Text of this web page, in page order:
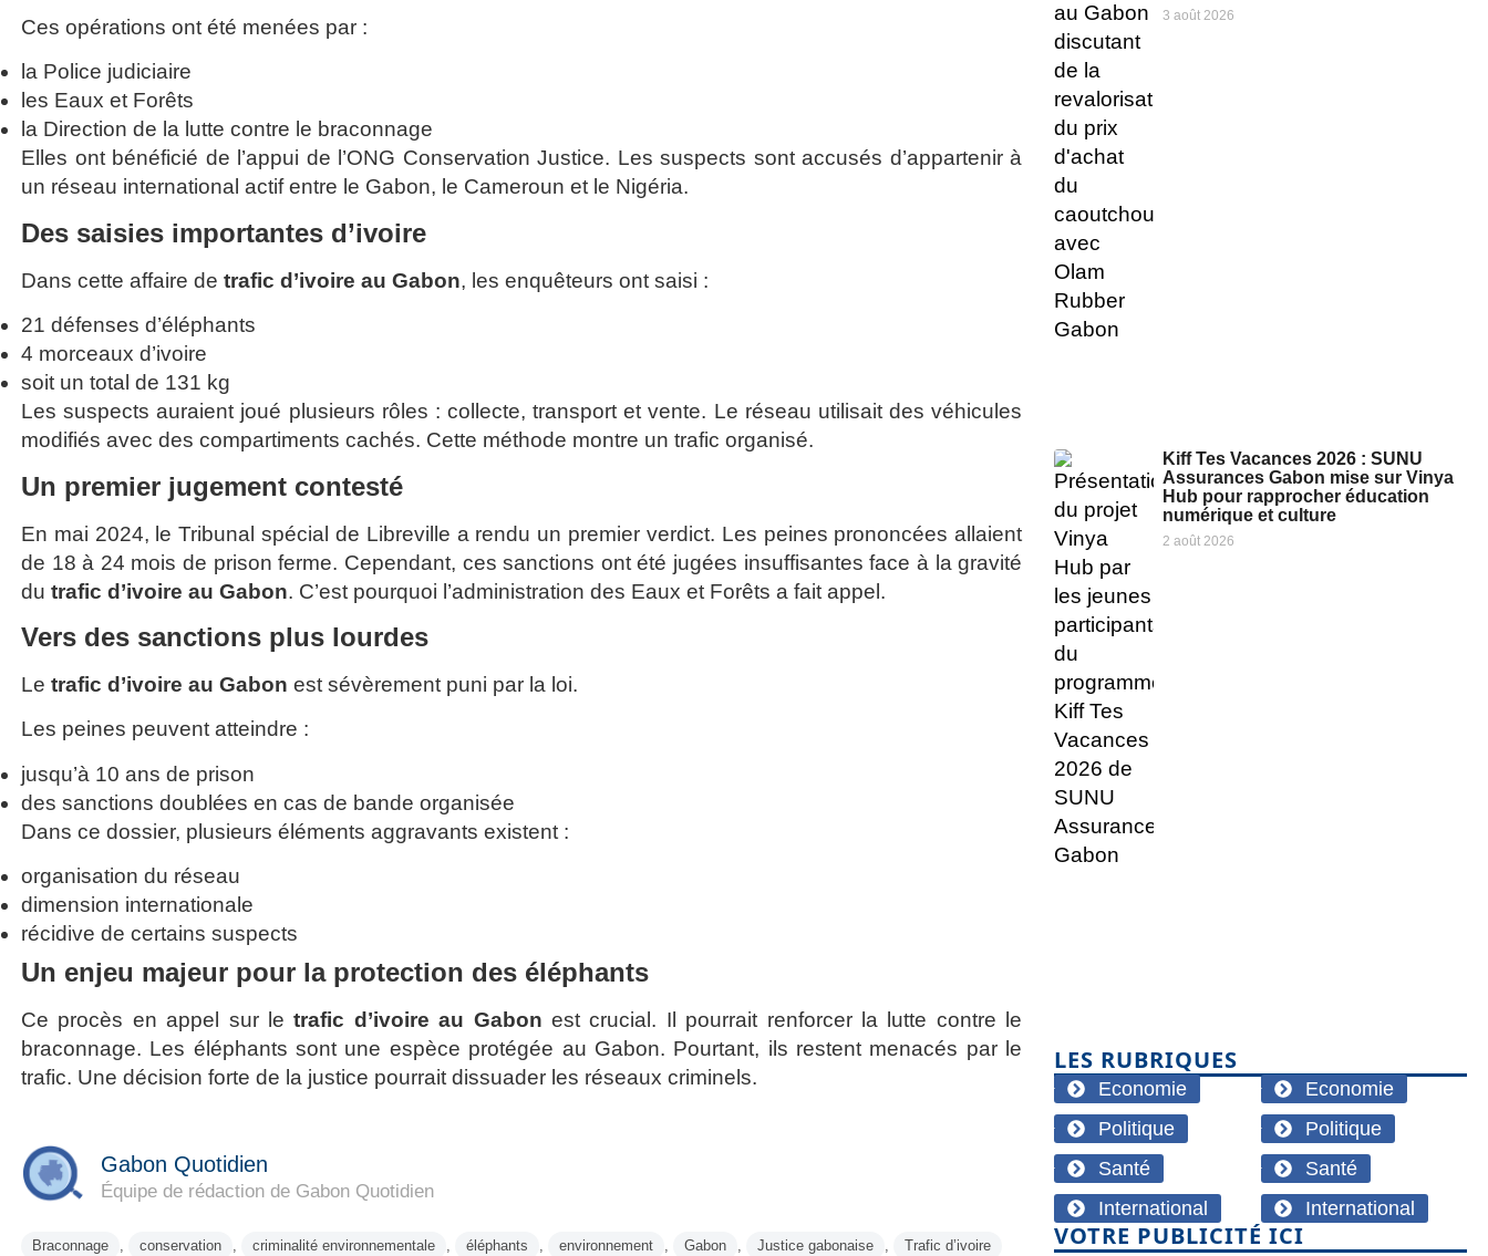
Ces opérations ont été menées par :
la Police judiciaire
les Eaux et Forêts
la Direction de la lutte contre le braconnage
Elles ont bénéficié de l’appui de l’ONG Conservation Justice. Les suspects sont accusés d’appartenir à
un réseau international actif entre le Gabon, le Cameroun et le Nigéria.
Des saisies importantes d’ivoire
Dans cette affaire de trafic d’ivoire au Gabon, les enquêteurs ont saisi :
21 défenses d’éléphants
4 morceaux d’ivoire
soit un total de 131 kg
Les suspects auraient joué plusieurs rôles : collecte, transport et vente. Le réseau utilisait des véhicules
modifiés avec des compartiments cachés. Cette méthode montre un trafic organisé.
Un premier jugement contesté
En mai 2024, le Tribunal spécial de Libreville a rendu un premier verdict. Les peines prononcées allaient
de 18 à 24 mois de prison ferme. Cependant, ces sanctions ont été jugées insuffisantes face à la gravité
du trafic d’ivoire au Gabon. C’est pourquoi l’administration des Eaux et Forêts a fait appel.
Vers des sanctions plus lourdes
Le trafic d’ivoire au Gabon est sévèrement puni par la loi.
Les peines peuvent atteindre :
jusqu’à 10 ans de prison
des sanctions doublées en cas de bande organisée
Dans ce dossier, plusieurs éléments aggravants existent :
organisation du réseau
dimension internationale
récidive de certains suspects
Un enjeu majeur pour la protection des éléphants
Ce procès en appel sur letrafic d’ivoire au Gabon est crucial. Il pourrait renforcer la lutte contre le
braconnage. Les éléphants sont une espèce protégée au Gabon. Pourtant, ils restent menacés par le
trafic. Une décision forte de la justice pourrait dissuader les réseaux criminels.
Gabon Quotidien
Équipe de rédaction de Gabon Quotidien
Braconnage , conservation , criminalité environnementale , éléphants , environnement , Gabon , Justice gabonaise , Trafic d’ivoire
3 août 2026
Kiff Tes Vacances 2026 : SUNU
Assurances Gabon mise sur Vinya
Hub pour rapprocher éducation
numérique et culture
2 août 2026
LES RUBRIQUES
Economie
Politique
Santé
International
Economie
Politique
Santé
International
VOTRE PUBLICITÉ ICI